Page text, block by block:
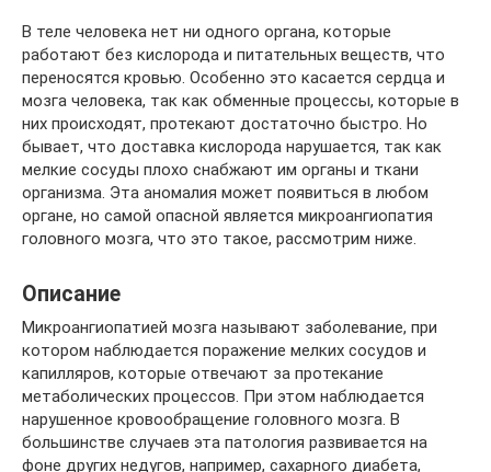
В теле человека нет ни одного органа, которые
работают без кислорода и питательных веществ, что
переносятся кровью. Особенно это касается сердца и
мозга человека, так как обменные процессы, которые в
них происходят, протекают достаточно быстро. Но
бывает, что доставка кислорода нарушается, так как
мелкие сосуды плохо снабжают им органы и ткани
организма. Эта аномалия может появиться в любом
органе, но самой опасной является микроангиопатия
головного мозга, что это такое, рассмотрим ниже.
Описание
Микроангиопатией мозга называют заболевание, при
котором наблюдается поражение мелких сосудов и
капилляров, которые отвечают за протекание
метаболических процессов. При этом наблюдается
нарушенное кровообращение головного мозга. В
большинстве случаев эта патология развивается на
фоне других недугов, например, сахарного диабета,